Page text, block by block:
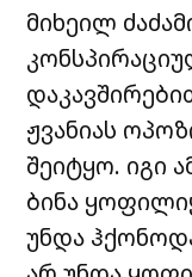
მიხეილ
ჟვანიას
შეიტყო. იგი
ბინა
უნდა